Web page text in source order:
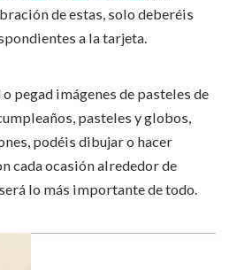
de estas, solo deberéis
a la tarjeta.
pegad imágenes de pasteles de
pasteles y globos,
podéis dibujar o hacer
cada ocasión alrededor de
lo más importante de todo.